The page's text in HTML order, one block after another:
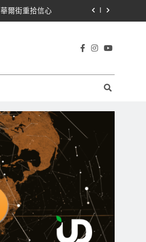
爾街重拾信心
比率逼近0.65
出轉為淨買入
款成兩大障礙
等資訊。